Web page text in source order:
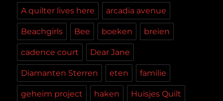
A quilter lives here arcadia avenue
Beachgirls Bee boeken breien
cadence court Dear Jane
Diamanten Sterren eten familie
geheim project haken Huisjes Quilt